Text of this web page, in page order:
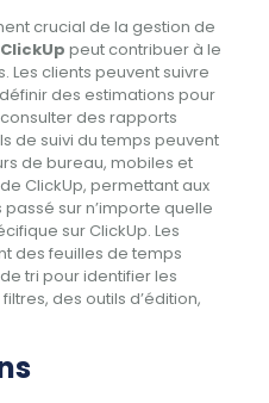
crucial de la gestion de
ClickUp peut contribuer à le
Les clients peuvent suivre
des estimations pour
des rapports
de suivi du temps peuvent
de bureau, mobiles et
ClickUp, permettant aux
sur n’importe quelle
sur ClickUp. Les
des feuilles de temps
tri pour identifier les
des outils d’édition,